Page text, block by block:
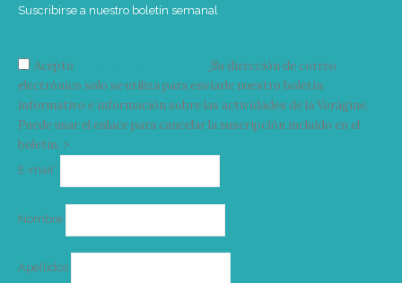
Suscribirse a nuestro boletín semanal
Acepto
Su dirección de correo
electrónico solo se utiliza para enviarle nuestro boletín
informativo e información sobre las actividades de la Vorágine.
Puede usar el enlace para cancelar la suscripción incluido en el
boletín. >
E-mail*
Nombre
Apellidos